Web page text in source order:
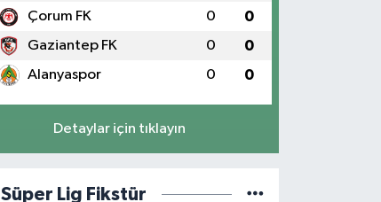
Çorum FK 0 0
Gaziantep FK 0 0
Alanyaspor 0 0
Detaylar için tıklayın
Süper Lig Fikstür